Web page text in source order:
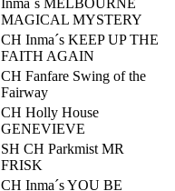
Inma´s MELBOURNE
MAGICAL MYSTERY
CH Inma´s KEEP UP THE
FAITH AGAIN
CH Fanfare Swing of the
Fairway
CH Holly House
GENEVIEVE
SH CH Parkmist MR
FRISK
CH Inma´s YOU BE